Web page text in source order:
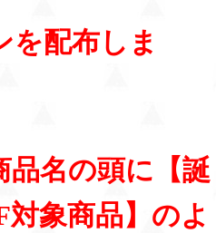
を配布しま
品名の頭に【誕
象商品】のよ